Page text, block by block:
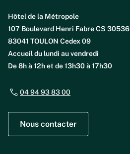
Hôtel de la Métropole
107 Boulevard Henri Fabre CS 30536
83041 TOULON Cedex 09
Accueil du lundi au vendredi
De 8h à 12h et de 13h30 à 17h30
04 94 93 83 00
Nous contacter